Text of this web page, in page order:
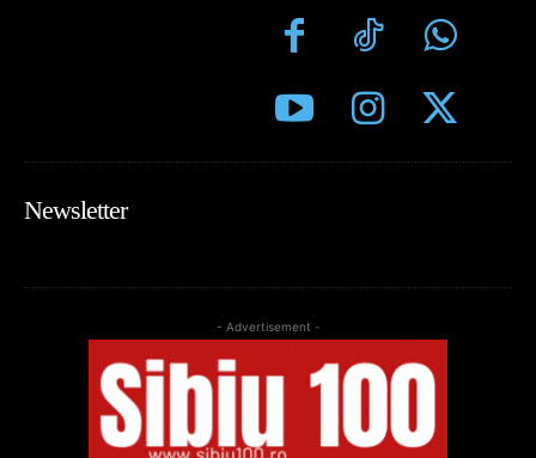
Newsletter
- Advertisement -